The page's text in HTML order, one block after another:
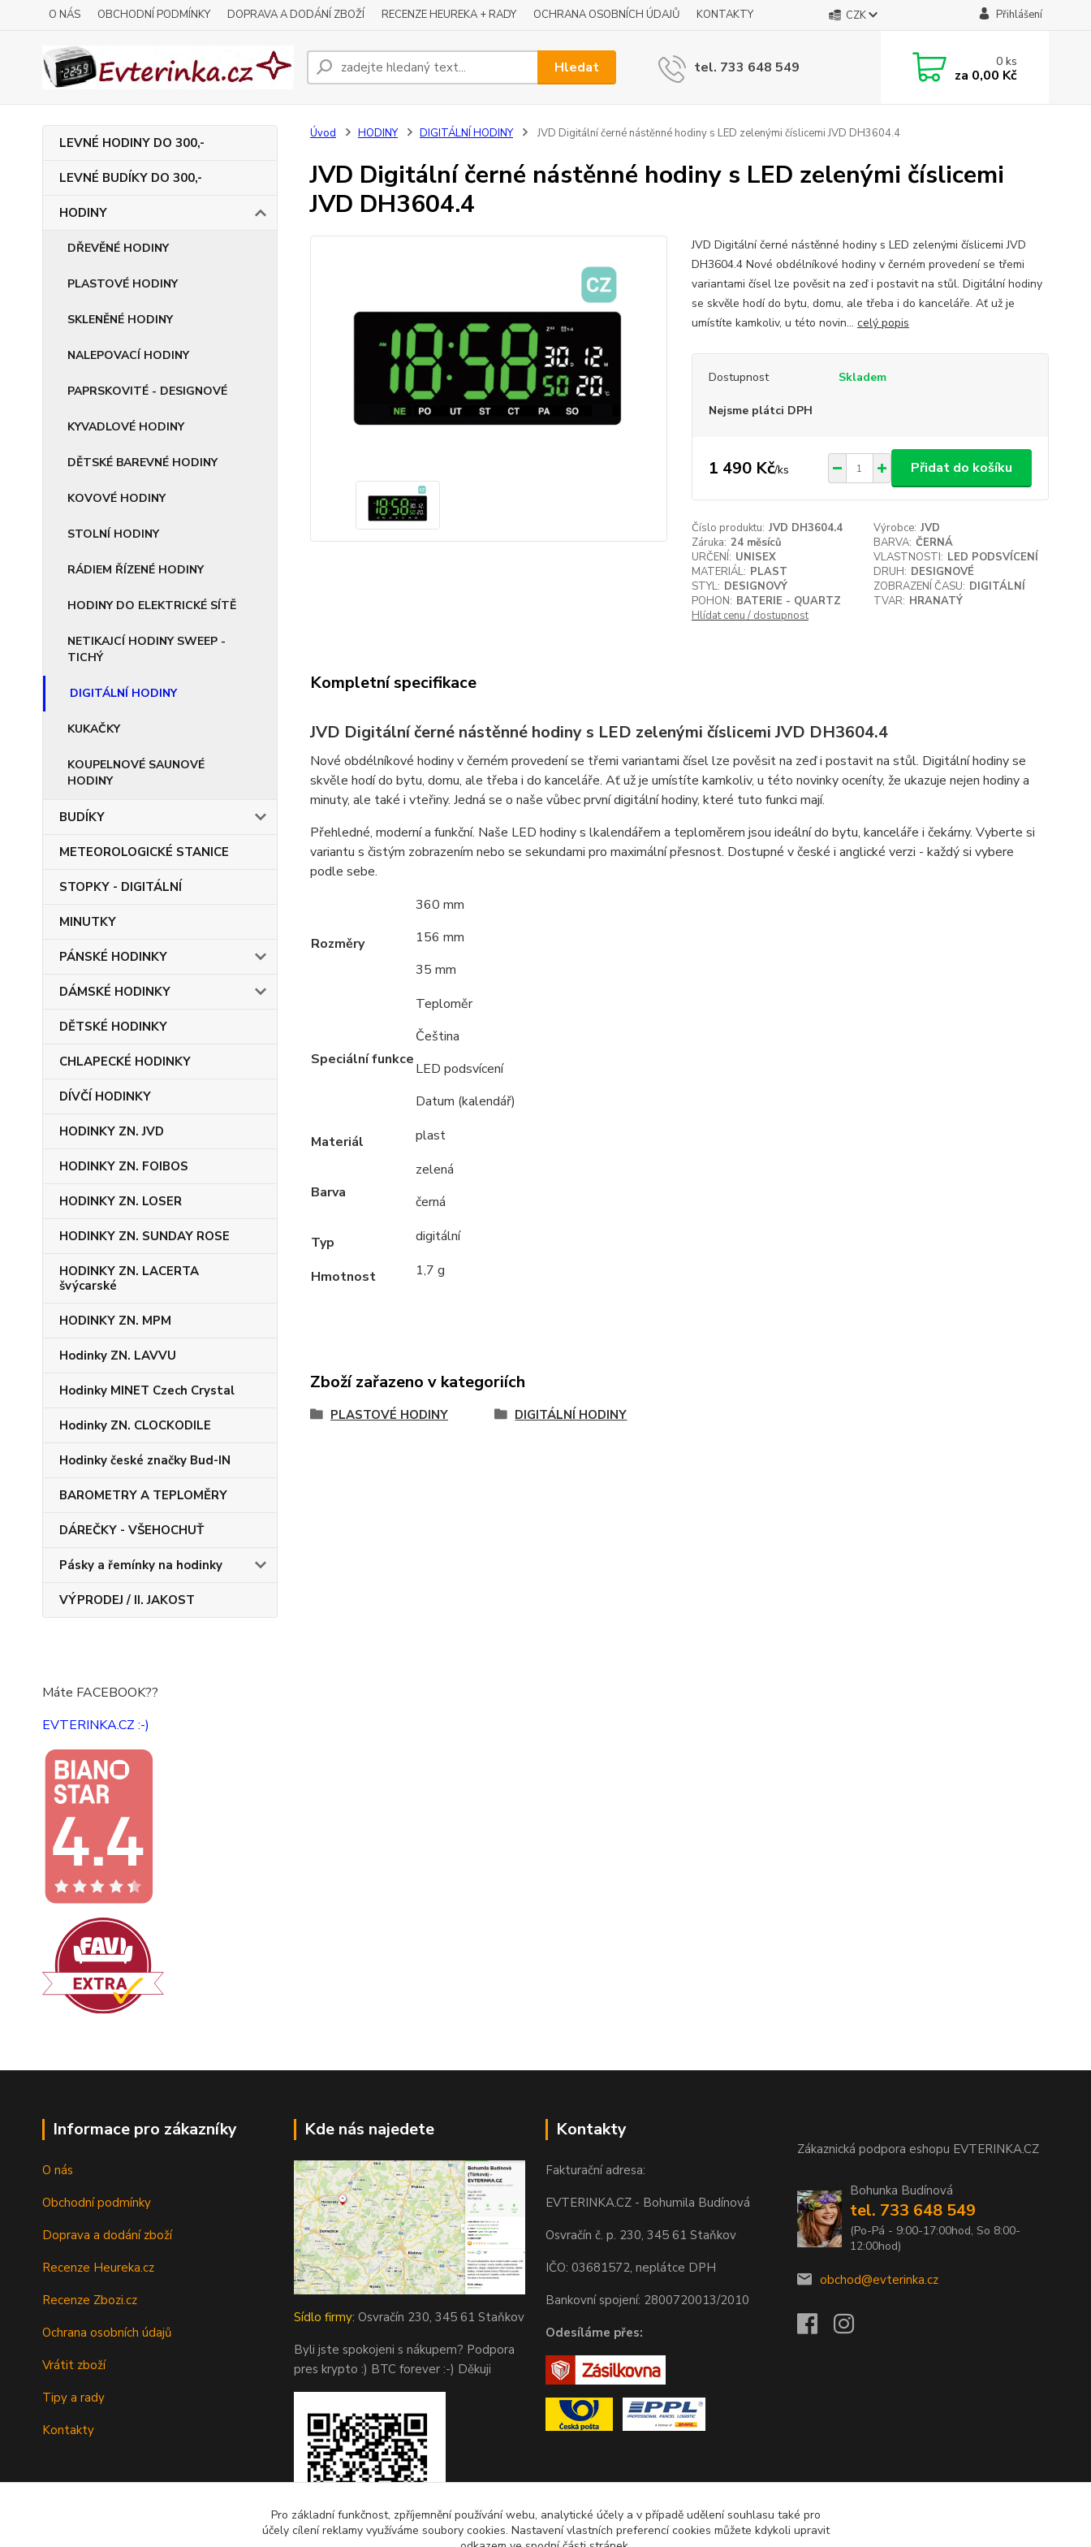
O NÁS OBCHODNÍ PODMÍNKY DOPRAVA A DODÁNÍ ZBOŽÍ RECENZE HEUREKA + RADY OCHRANA OSOBNÍCH ÚDAJŮ KONTAKTY CZK Přihlášení
Hledat tel. 733 648 549 0ks
za 0,00 Kč
LEVNÉ HODINY DO 300,-
LEVNÉ BUDÍKY DO 300,-
HODINY
DŘEVĚNÉ HODINY
PLASTOVÉ HODINY
SKLENĚNÉ HODINY
NALEPOVACÍ HODINY
PAPRSKOVITÉ - DESIGNOVÉ
KYVADLOVÉ HODINY
DĚTSKÉ BAREVNÉ HODINY
KOVOVÉ HODINY
STOLNÍ HODINY
RÁDIEM ŘÍZENÉ HODINY
HODINY DO ELEKTRICKÉ SÍTĚ
NETIKAJCÍ HODINY SWEEP -
TICHÝ
DIGITÁLNÍ HODINY
KUKAČKY
KOUPELNOVÉ SAUNOVÉ
HODINY
BUDÍKY
METEOROLOGICKÉ STANICE
STOPKY - DIGITÁLNÍ
MINUTKY
PÁNSKÉ HODINKY
DÁMSKÉ HODINKY
DĚTSKÉ HODINKY
CHLAPECKÉ HODINKY
DÍVČÍ HODINKY
HODINKY ZN. JVD
HODINKY ZN. FOIBOS
HODINKY ZN. LOSER
HODINKY ZN. SUNDAY ROSE
HODINKY ZN. LACERTA
švýcarské
HODINKY ZN. MPM
Hodinky ZN. LAVVU
Hodinky MINET Czech Crystal
Hodinky ZN. CLOCKODILE
Hodinky české značky Bud-IN
BAROMETRY A TEPLOMĚRY
DÁREČKY - VŠEHOCHUŤ
Pásky a řemínky na hodinky
VÝPRODEJ / II. JAKOST
Máte FACEBOOK??
EVTERINKA.CZ :-)
Úvod HODINY DIGITÁLNÍ HODINY JVD Digitální černé nástěnné hodiny s LED zelenými číslicemi JVD DH3604.4
JVD Digitální černé nástěnné hodiny s LED zelenými číslicemi
JVD DH3604.4
JVD Digitální černé nástěnné hodiny s LED zelenými číslicemi JVD
DH3604.4 Nové obdélníkové hodiny v černém provedení se třemi
variantami čísel lze pověsit na zeď i postavit na stůl. Digitální hodiny
se skvěle hodí do bytu, domu, ale třeba i do kanceláře. Ať už je
umístíte kamkoliv, u této novin... celý popis
Dostupnost Skladem
Nejsme plátci DPH
1 490 Kč/ks Přidat do košíku
Číslo produktu: JVD DH3604.4 Výrobce: JVD
Záruka: 24 měsíců BARVA: ČERNÁ
URČENÍ: UNISEX VLASTNOSTI: LED PODSVÍCENÍ
MATERIÁL: PLAST DRUH: DESIGNOVÉ
STYL: DESIGNOVÝ ZOBRAZENÍ ČASU: DIGITÁLNÍ
POHON: BATERIE - QUARTZ TVAR: HRANATÝ
Hlídat cenu / dostupnost
Kompletní specifikace
JVD Digitální černé nástěnné hodiny s LED zelenými číslicemi JVD DH3604.4
Nové obdélníkové hodiny v černém provedení se třemi variantami čísel lze pověsit na zeď i postavit na stůl. Digitální hodiny se
skvěle hodí do bytu, domu, ale třeba i do kanceláře. Ať už je umístíte kamkoliv, u této novinky oceníty, že ukazuje nejen hodiny a
minuty, ale také i vteřiny. Jedná se o naše vůbec první digitální hodiny, které tuto funkci mají.
Přehledné, moderní a funkční. Naše LED hodiny s lkalendářem a teploměrem jsou ideální do bytu, kanceláře i čekárny. Vyberte si
variantu s čistým zobrazením nebo se sekundami pro maximální přesnost. Dostupné v české i anglické verzi - každý si vybere
podle sebe.
Rozměry
360 mm
156 mm
35 mm
Speciální funkce
Teploměr
Čeština
LED podsvícení
Datum (kalendář)
Materiál plast
Barva
zelená
černá
Typ digitální
Hmotnost 1,7 g
Zboží zařazeno v kategoriích
PLASTOVÉ HODINY DIGITÁLNÍ HODINY
Informace pro zákazníky
O nás
Obchodní podmínky
Doprava a dodání zboží
Recenze Heureka.cz
Recenze Zbozi.cz
Ochrana osobních údajů
Vrátit zboží
Tipy a rady
Kontakty
Kde nás najedete
Sídlo firmy: Osvračín 230, 345 61 Staňkov
Byli jste spokojeni s nákupem? Podpora
pres krypto :) BTC forever :-) Děkuji
Kontakty
Fakturační adresa:
EVTERINKA.CZ - Bohumila Budínová
Osvračín č. p. 230, 345 61 Staňkov
IČO: 03681572, neplátce DPH
Bankovní spojení: 2800720013/2010
Odesíláme přes:
Zákaznická podpora eshopu EVTERINKA.CZ
Bohunka Budínová
tel. 733 648 549
(Po-Pá - 9:00-17:00hod, So 8:00-
12:00hod)
obchod@evterinka.cz
Pro základní funkčnost, zpříjemnění používání webu, analytické účely a v případě udělení souhlasu také pro
účely cílení reklamy využíváme soubory cookies. Nastavení vlastních preferencí cookies můžete kdykoli upravit